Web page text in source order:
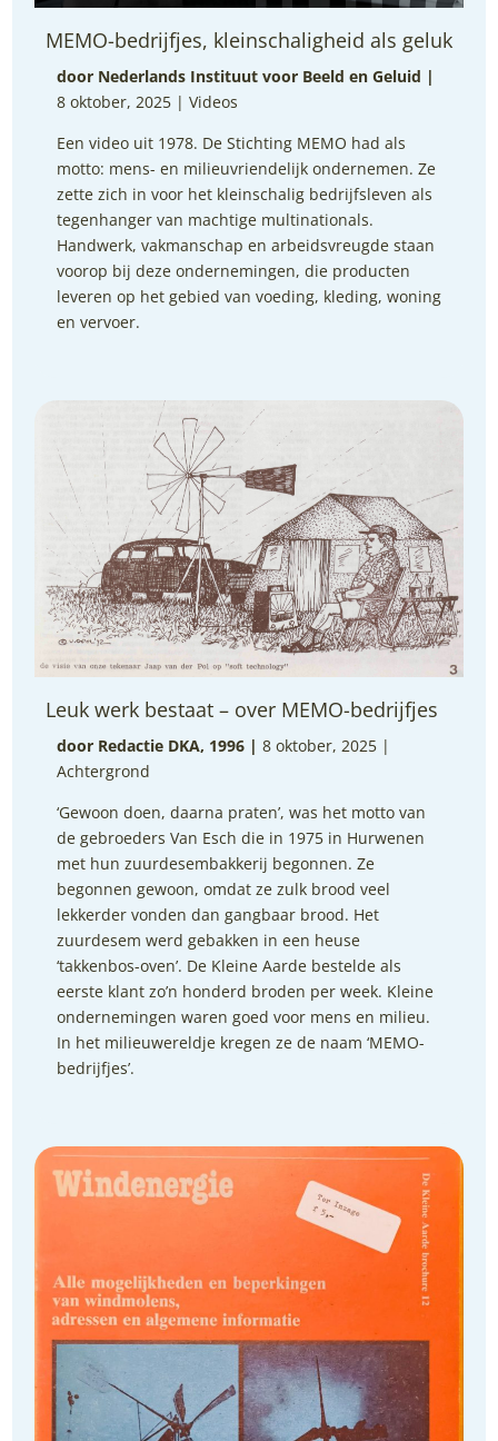
MEMO-bedrijfjes, kleinschaligheid als geluk
door Nederlands Instituut voor Beeld en Geluid |
8 oktober, 2025 |Videos
Een video uit 1978. De Stichting MEMO had als
motto: mens- en milieuvriendelijk ondernemen. Ze
zette zich in voor het kleinschalig bedrijfsleven als
tegenhanger van machtige multinationals.
Handwerk, vakmanschap en arbeidsvreugde staan
voorop bij deze ondernemingen, die producten
leveren op het gebied van voeding, kleding, woning
en vervoer.
Leuk werk bestaat – over MEMO-bedrijfjes
door Redactie DKA, 1996 |8 oktober, 2025 |
Achtergrond
‘Gewoon doen, daarna praten’, was het motto van
de gebroeders Van Esch die in 1975 in Hurwenen
met hun zuurdesembakkerij begonnen. Ze
begonnen gewoon, omdat ze zulk brood veel
lekkerder vonden dan gangbaar brood. Het
zuurdesem werd gebakken in een heuse
‘takkenbos-oven’. De Kleine Aarde bestelde als
eerste klant zo’n honderd broden per week. Kleine
ondernemingen waren goed voor mens en milieu.
In het milieuwereldje kregen ze de naam ‘MEMO-
bedrijfjes’.